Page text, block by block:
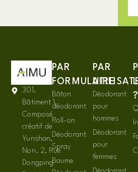
301,
Bâtiment 1,
Composé
créatif de
Yunshan,
Non. 2, Rue
Dongping
PAR
FORMULAIRE
Bâton
déodorant
Roll-on
Déodorant
Spray
Baume
PAR
Déodorant
pour
hommes
Déodorant
pour
femmes
?